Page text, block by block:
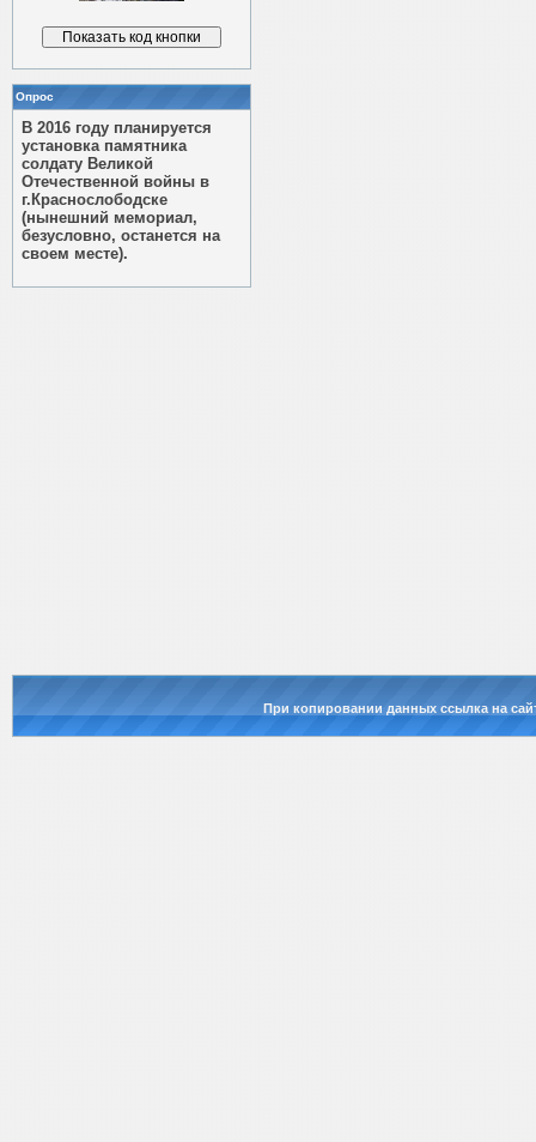
Опрос
В 2016 году планируется
установка памятника
солдату Великой
Отечественной войны в
г.Краснослободске
(нынешний мемориал,
безусловно, останется на
своем месте).
При копировании данных ссылка на